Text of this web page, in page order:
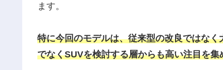
ます。
特に今回のモデルは、従来型の改良ではな
でなくSUVを検討する層からも高い注目を集